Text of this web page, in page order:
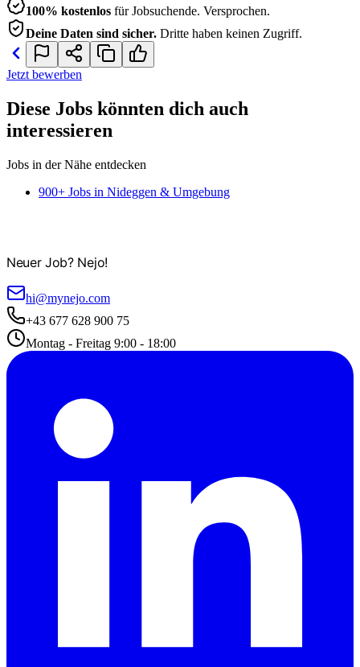
100% kostenlos für Jobsuchende. Versprochen.
Deine Daten sind sicher. Dritte haben keinen Zugriff.
Jetzt bewerben
Diese Jobs könnten dich auch
interessieren
Jobs in der Nähe entdecken
900+ Jobs in Nideggen & Umgebung
Neuer Job? Nejo!
hi@mynejo.com
+43 677 628 900 75
Montag - Freitag 9:00 - 18:00